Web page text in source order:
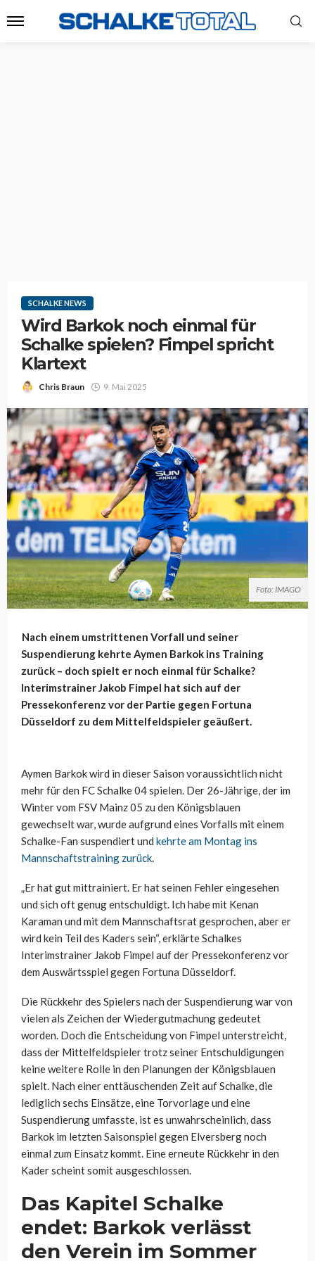
SCHALKE NEWS
Wird Barkok noch einmal für
Schalke spielen? Fimpel spricht
Klartext
Chris Braun 9. Mai 2025
Foto: IMAGO
Nach einem umstrittenen Vorfall und seiner
Suspendierung kehrte Aymen Barkok ins Training
zurück – doch spielt er noch einmal für Schalke?
Interimstrainer Jakob Fimpel hat sich auf der
Pressekonferenz vor der Partie gegen Fortuna
Düsseldorf zu dem Mittelfeldspieler geäußert.
Aymen Barkok wird in dieser Saison voraussichtlich nicht
mehr für den FC Schalke 04 spielen. Der 26-Jährige, der im
Winter vom FSV Mainz 05 zu den Königsblauen
gewechselt war, wurde aufgrund eines Vorfalls mit einem
Schalke-Fan suspendiert und kehrte am Montag ins
Mannschaftstraining zurück.
„Er hat gut mittrainiert. Er hat seinen Fehler eingesehen
und sich oft genug entschuldigt. Ich habe mit Kenan
Karaman und mit dem Mannschaftsrat gesprochen, aber er
wird kein Teil des Kaders sein“, erklärte Schalkes
Interimstrainer Jakob Fimpel auf der Pressekonferenz vor
dem Auswärtsspiel gegen Fortuna Düsseldorf.
Die Rückkehr des Spielers nach der Suspendierung war von
vielen als Zeichen der Wiedergutmachung gedeutet
worden. Doch die Entscheidung von Fimpel unterstreicht,
dass der Mittelfeldspieler trotz seiner Entschuldigungen
keine weitere Rolle in den Planungen der Königsblauen
spielt. Nach einer enttäuschenden Zeit auf Schalke, die
lediglich sechs Einsätze, eine Torvorlage und eine
Suspendierung umfasste, ist es unwahrscheinlich, dass
Barkok im letzten Saisonspiel gegen Elversberg noch
einmal zum Einsatz kommt. Eine erneute Rückkehr in den
Kader scheint somit ausgeschlossen.
Das Kapitel Schalke
endet: Barkok verlässt
den Verein im Sommer